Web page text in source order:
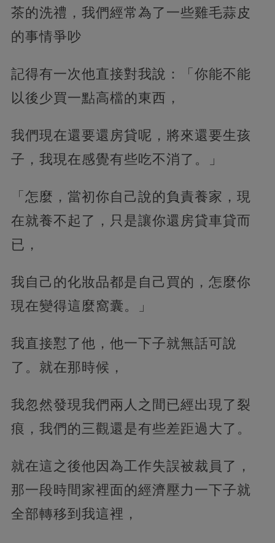
茶的洗禮，我們經常為了一些雞毛蒜皮
的事情爭吵
記得有一次他直接對我說：「你能不能
以後少買一點高檔的東西，
我們現在還要還房貸呢，將來還要生孩
子，我現在感覺有些吃不消了。」
「怎麼，當初你自己說的負責養家，現
在就養不起了，只是讓你還房貸車貸而
已，
我自己的化妝品都是自己買的，怎麼你
現在變得這麼窩囊。」
我直接懟了他，他一下子就無話可說
了。就在那時候，
我忽然發現我們兩人之間已經出現了裂
痕，我們的三觀還是有些差距過大了。
就在這之後他因為工作失誤被裁員了，
那一段時間家裡面的經濟壓力一下子就
全部轉移到我這裡，